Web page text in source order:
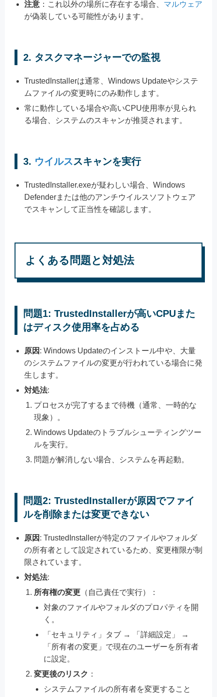
注意 ：これ以外の場所に存在する場合、 マルウェア
が偽装している可能性があります。
2. タスクマネージャーでの監視
TrustedInstallerは通常、Windows Updateやシステ
ムファイルの変更時にのみ動作します。
常に動作している場合や高いCPU使用率が見られ
る場合、システムのスキャンが推奨されます。
3. ウイルススキャンを実行
TrustedInstaller.exeが疑わしい場合、Windows
Defenderまたは他のアンチウイルスソフトウェア
でスキャンして正当性を確認します。
よくある問題と対処法
問題1: TrustedInstallerが高いCPUまた
はディスク使用率を占める
原因 : Windows Updateのインストール中や、大量
のシステムファイルの変更が行われている場合に発
生します。
対処法:
プロセスが完了するまで待機（通常、一時的な
現象）。
Windows Updateのトラブルシューティングツー
ルを実行。
問題が解消しない場合、システムを再起動。
問題2: TrustedInstallerが原因でファイ
ルを削除または変更できない
原因 : TrustedInstallerが特定のファイルやフォルダ
の所有者として設定されているため、変更権限が制
限されています。
対処法:
所有権の変更 （自己責任で実行）：
対象のファイルやフォルダのプロパティを開
く。
「セキュリティ」タブ → 「詳細設定」 →
「所有者の変更」で現在のユーザーを所有者
に設定。
変更後のリスク ：
システムファイルの所有者を変更すること